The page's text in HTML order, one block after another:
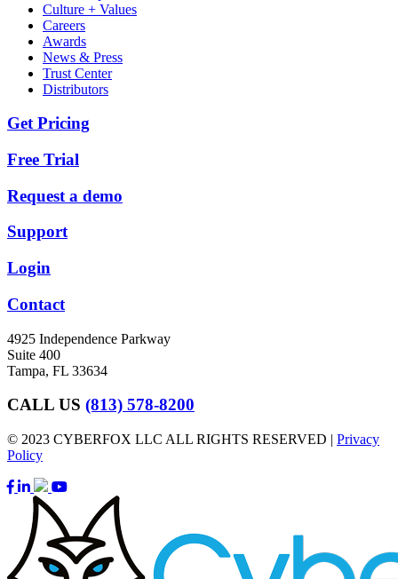
Culture + Values
Careers
Awards
News & Press
Trust Center
Distributors
Get Pricing
Free Trial
Request a demo
Support
Login
Contact
4925 Independence Parkway
Suite 400
Tampa, FL 33634
CALL US (813) 578-8200
© 2023 CYBERFOX LLC ALL RIGHTS RESERVED | Privacy
Policy